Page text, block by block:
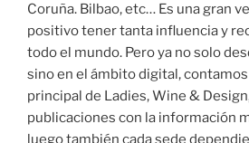
Coruña. Bilbao, etc… Es una gran
positivo tener tanta influencia y
todo el mundo. Pero ya no solo
sino en el ámbito digital,
principal de Ladies, Wine &
publicaciones con la información
luego también cada sede